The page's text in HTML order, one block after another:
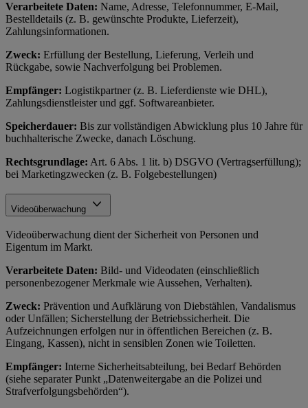
Verarbeitete Daten: Name, Adresse, Telefonnummer, E-Mail,
Bestelldetails (z. B. gewünschte Produkte, Lieferzeit),
Zahlungsinformationen.
Zweck: Erfüllung der Bestellung, Lieferung, Verleih und
Rückgabe, sowie Nachverfolgung bei Problemen.
Empfänger: Logistikpartner (z. B. Lieferdienste wie DHL),
Zahlungsdienstleister und ggf. Softwareanbieter.
Speicherdauer: Bis zur vollständigen Abwicklung plus 10 Jahre für
buchhalterische Zwecke, danach Löschung.
Rechtsgrundlage: Art. 6 Abs. 1 lit. b) DSGVO (Vertragserfüllung);
bei Marketingzwecken (z. B. Folgebestellungen)
Videoüberwachung
Videoüberwachung dient der Sicherheit von Personen und
Eigentum im Markt.
Verarbeitete Daten: Bild- und Videodaten (einschließlich
personenbezogener Merkmale wie Aussehen, Verhalten).
Zweck: Prävention und Aufklärung von Diebstählen, Vandalismus
oder Unfällen; Sicherstellung der Betriebssicherheit. Die
Aufzeichnungen erfolgen nur in öffentlichen Bereichen (z. B.
Eingang, Kassen), nicht in sensiblen Zonen wie Toiletten.
Empfänger: Interne Sicherheitsabteilung, bei Bedarf Behörden
(siehe separater Punkt „Datenweitergabe an die Polizei und
Strafverfolgungsbehörden“).